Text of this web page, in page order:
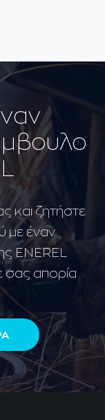
και ζητήστε
με έναν
ENEREL
σας απορία